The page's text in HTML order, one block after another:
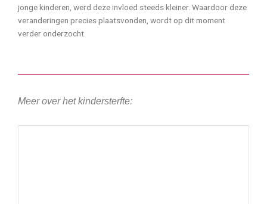
jonge kinderen, werd deze invloed steeds kleiner. Waardoor deze
veranderingen precies plaatsvonden, wordt op dit moment
verder onderzocht.
Meer over het kindersterfte: